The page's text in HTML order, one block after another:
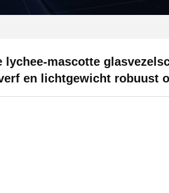
lychee-mascotte
en lichtgewicht robuust